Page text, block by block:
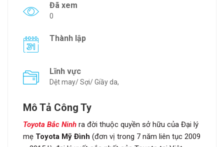
Đã xem
0
Thành lập
Lĩnh vực
Dệt may/ Sợi/ Giầy da,
Mô Tả Công Ty
Toyota Bắc Ninh ra đời thuộc quyền sở hữu của Đại lý
mẹ Toyota Mỹ Đình (đơn vị trong 7 năm liên tục 2009